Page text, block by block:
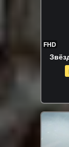
FHD